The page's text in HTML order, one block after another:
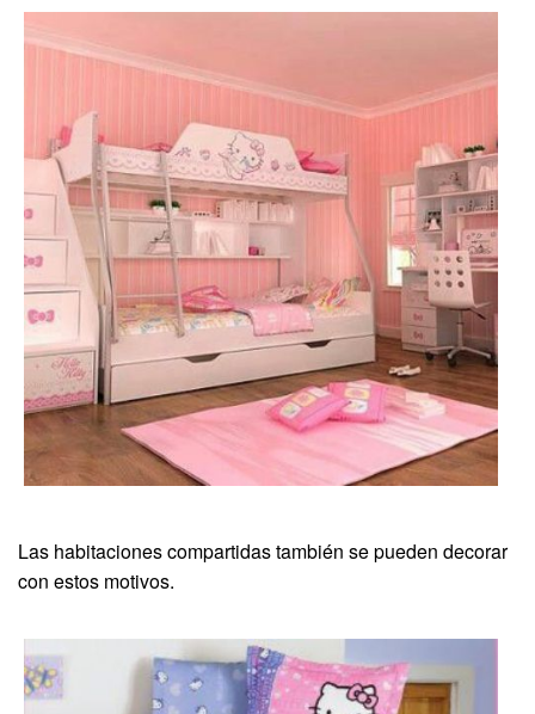
Las habitaciones compartidas también se pueden decorar
con estos motivos.